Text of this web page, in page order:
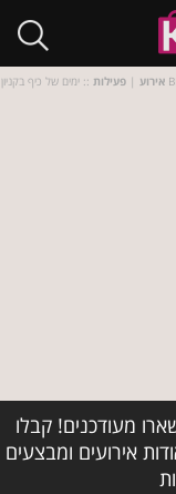
אירוע | פעילות
מעודכנים! קבלו
אירועים ומבצעים